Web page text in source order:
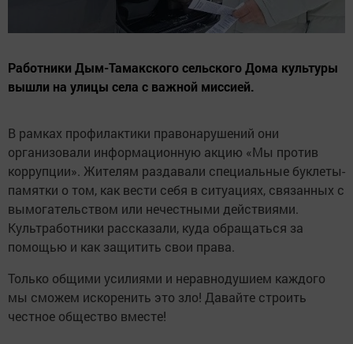
Работники Дым-Тамакского сельского Дома культуры
вышли на улицы села с важной миссией.
В рамках профилактики правонарушений они
организовали информационную акцию «Мы против
коррупции». Жителям раздавали специальные буклеты-
памятки о том, как вести себя в ситуациях, связанных с
вымогательством или нечестными действиями.
Культработники рассказали, куда обращаться за
помощью и как защитить свои права.
Только общими усилиями и неравнодушием каждого
мы сможем искоренить это зло! Давайте строить
честное общество вместе!